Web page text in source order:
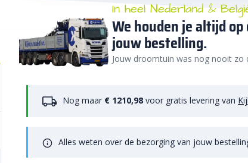
In heel Nederland &
We houden je altijd
jouw bestelling.
Jouw droomtuin was nog nooit zo
Nog maar € 1210,98 voor gratis levering van
Alles weten over de bezorging van jouw